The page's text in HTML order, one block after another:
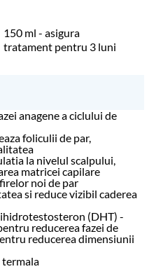
150 ml - asigura
tratament pentru 3 luni
anagene a ciclului de
foliculii de par,
la nivelul scalpului,
matricei capilare
noi de par
si reduce vizibil caderea
(DHT) -
reducerea fazei de
reducerea dimensiunii
termala